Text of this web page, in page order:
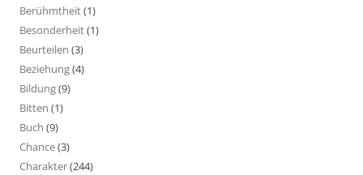
Berühmtheit(1)
Besonderheit(1)
Beurteilen (3)
Beziehung(4)
Bildung(9)
Bitten (1)
Buch (9)
Chance(3)
Charakter(244)